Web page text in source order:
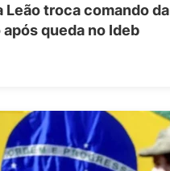
Leão troca comando da
após queda no Ideb